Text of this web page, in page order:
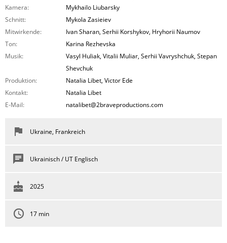
Kamera:
Mykhailo Liubarsky
Schnitt:
Mykola Zasieiev
Mitwirkende:
Ivan Sharan, Serhii Korshykov, Hryhorii Naumov
Ton:
Karina Rezhevska
Musik:
Vasyl Huliak, Vitalii Muliar, Serhii Vavryshchuk, Stepan
Shevchuk
Produktion:
Natalia Libet, Victor Ede
Kontakt:
Natalia Libet
E-Mail:
natalibet@2braveproductions.com
Ukraine, Frankreich
Ukrainisch / UT Englisch
2025
17 min